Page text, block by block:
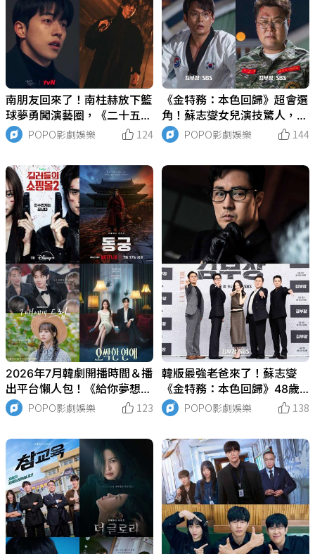
南朋友回來了！南柱赫放下籃
球夢勇闖演藝圈，《二十五，
二十一》演技封神成人生角
色，退伍回歸《鬼謎東宮》帥
氣殺回小銀幕！
POPO影劇娛樂 124
《金特務：本色回歸》超會選
角！蘇志燮女兒演技驚人，
「徐貹旼」新人演員出道就挑
戰核心角色，玉澤演也參與特
別演出！
POPO影劇娛樂 144
2026年7月韓劇開播時間＆播
出平台懶人包！《給你夢想》
黃寅燁、李惠利初戀重逢，
《殺人者的購物中心2》重磅
回歸
POPO影劇娛樂 123
韓版最強老爸來了！蘇志燮
《金特務：本色回歸》48歲
「特務級精壯身材」超驚人、
女兒傻瓜人設大反差！
POPO影劇娛樂 138